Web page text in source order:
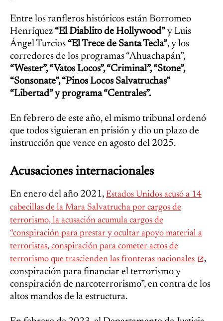
Entre los ranfleros históricos están Borromeo
Henríquez “El Diablito de Hollywood” y Luis
Ángel Turcios “El Trece de Santa Tecla”, y los
corredores de los programas “Ahuachapán”,
“Wester”, “Vatos Locos”, “Criminal”, “Stone”,
“Sonsonate”, “Pinos Locos Salvatruchas”
“Libertad” y programa “Centrales”.
En febrero de este año, el mismo tribunal ordenó
que todos siguieran en prisión y dio un plazo de
instrucción que vence en agosto del 2025.
Acusaciones internacionales
En enero del año 2021, Estados Unidos acusó a 14
cabecillas de la Mara Salvatrucha por cargos de
terrorismo, la acusación acumula cargos de
“conspiración para prestar y ocultar apoyo material a
terroristas, conspiración para cometer actos de
terrorismo que trascienden las fronteras nacionales
,
conspiración para financiar el terrorismo y
conspiración de narcoterrorismo”, en contra de los
altos mandos de la estructura.